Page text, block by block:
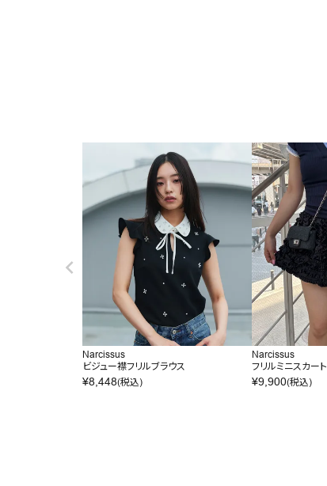
Narcissus
ビジュー襟フリルブラウス
¥8,448(税込)
Narcissus
フリルミニスカート
¥9,900(税込)